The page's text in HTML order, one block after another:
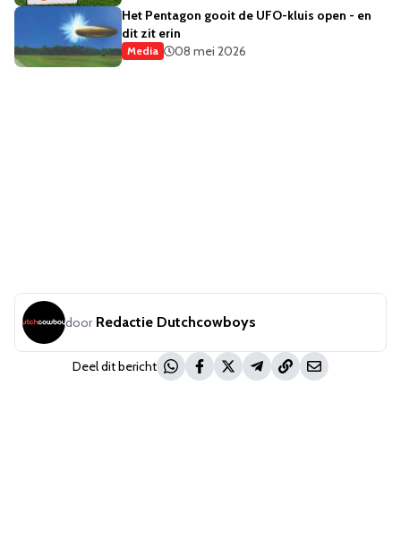
Het Pentagon gooit de UFO-kluis open - en
dit zit erin
Media 08 mei 2026
door Redactie Dutchcowboys
Deel dit bericht